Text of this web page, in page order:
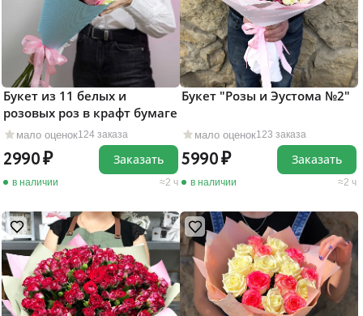
мало оценок124 заказа
Букет из 11 белых и
розовых роз в крафт бумаге
2990
в наличии 2 ч
Заказать
мало оценок123 заказа
Букет "Розы и Эустома №2"
5990
в наличии 2 ч
Заказать